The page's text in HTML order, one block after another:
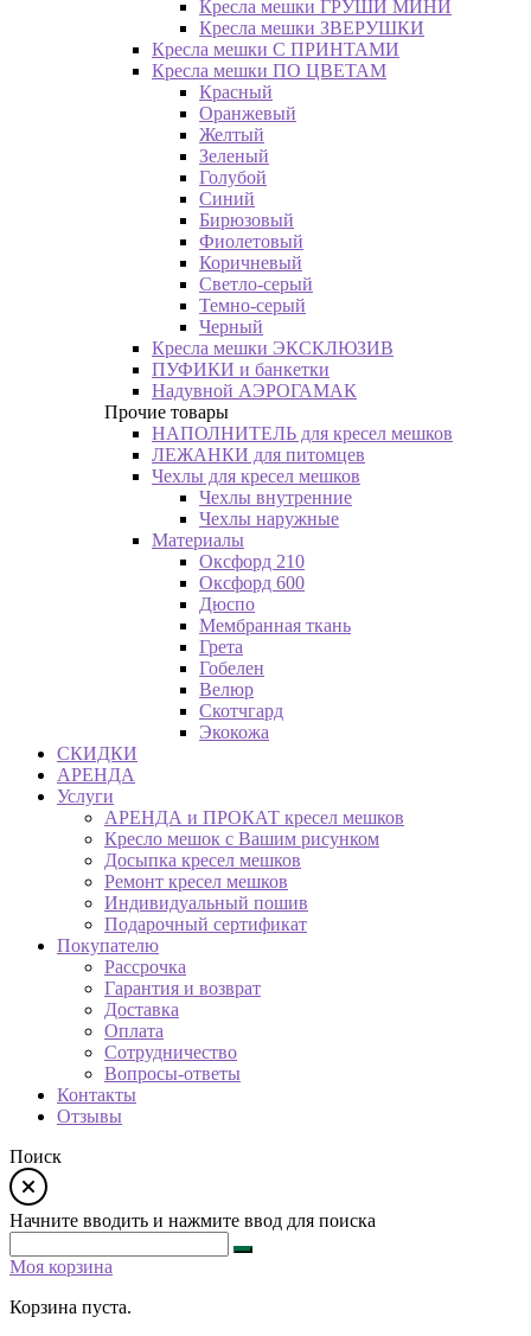
Кресла мешки ГРУШИ МИНИ
Кресла мешки ЗВЕРУШКИ
Кресла мешки С ПРИНТАМИ
Кресла мешки ПО ЦВЕТАМ
Красный
Оранжевый
Желтый
Зеленый
Голубой
Синий
Бирюзовый
Фиолетовый
Коричневый
Светло-серый
Темно-серый
Черный
Кресла мешки ЭКСКЛЮЗИВ
ПУФИКИ и банкетки
Надувной АЭРОГАМАК
Прочие товары
НАПОЛНИТЕЛЬ для кресел мешков
ЛЕЖАНКИ для питомцев
Чехлы для кресел мешков
Чехлы внутренние
Чехлы наружные
Материалы
Оксфорд 210
Оксфорд 600
Дюспо
Мембранная ткань
Грета
Гобелен
Велюр
Скотчгард
Экокожа
СКИДКИ
АРЕНДА
Услуги
АРЕНДА и ПРОКАТ кресел мешков
Кресло мешок с Вашим рисунком
Досыпка кресел мешков
Ремонт кресел мешков
Индивидуальный пошив
Подарочный сертификат
Покупателю
Рассрочка
Гарантия и возврат
Доставка
Оплата
Сотрудничество
Вопросы-ответы
Контакты
Отзывы
Поиск
Начните вводить и нажмите ввод для поиска
Моя корзина
Корзина пуста.